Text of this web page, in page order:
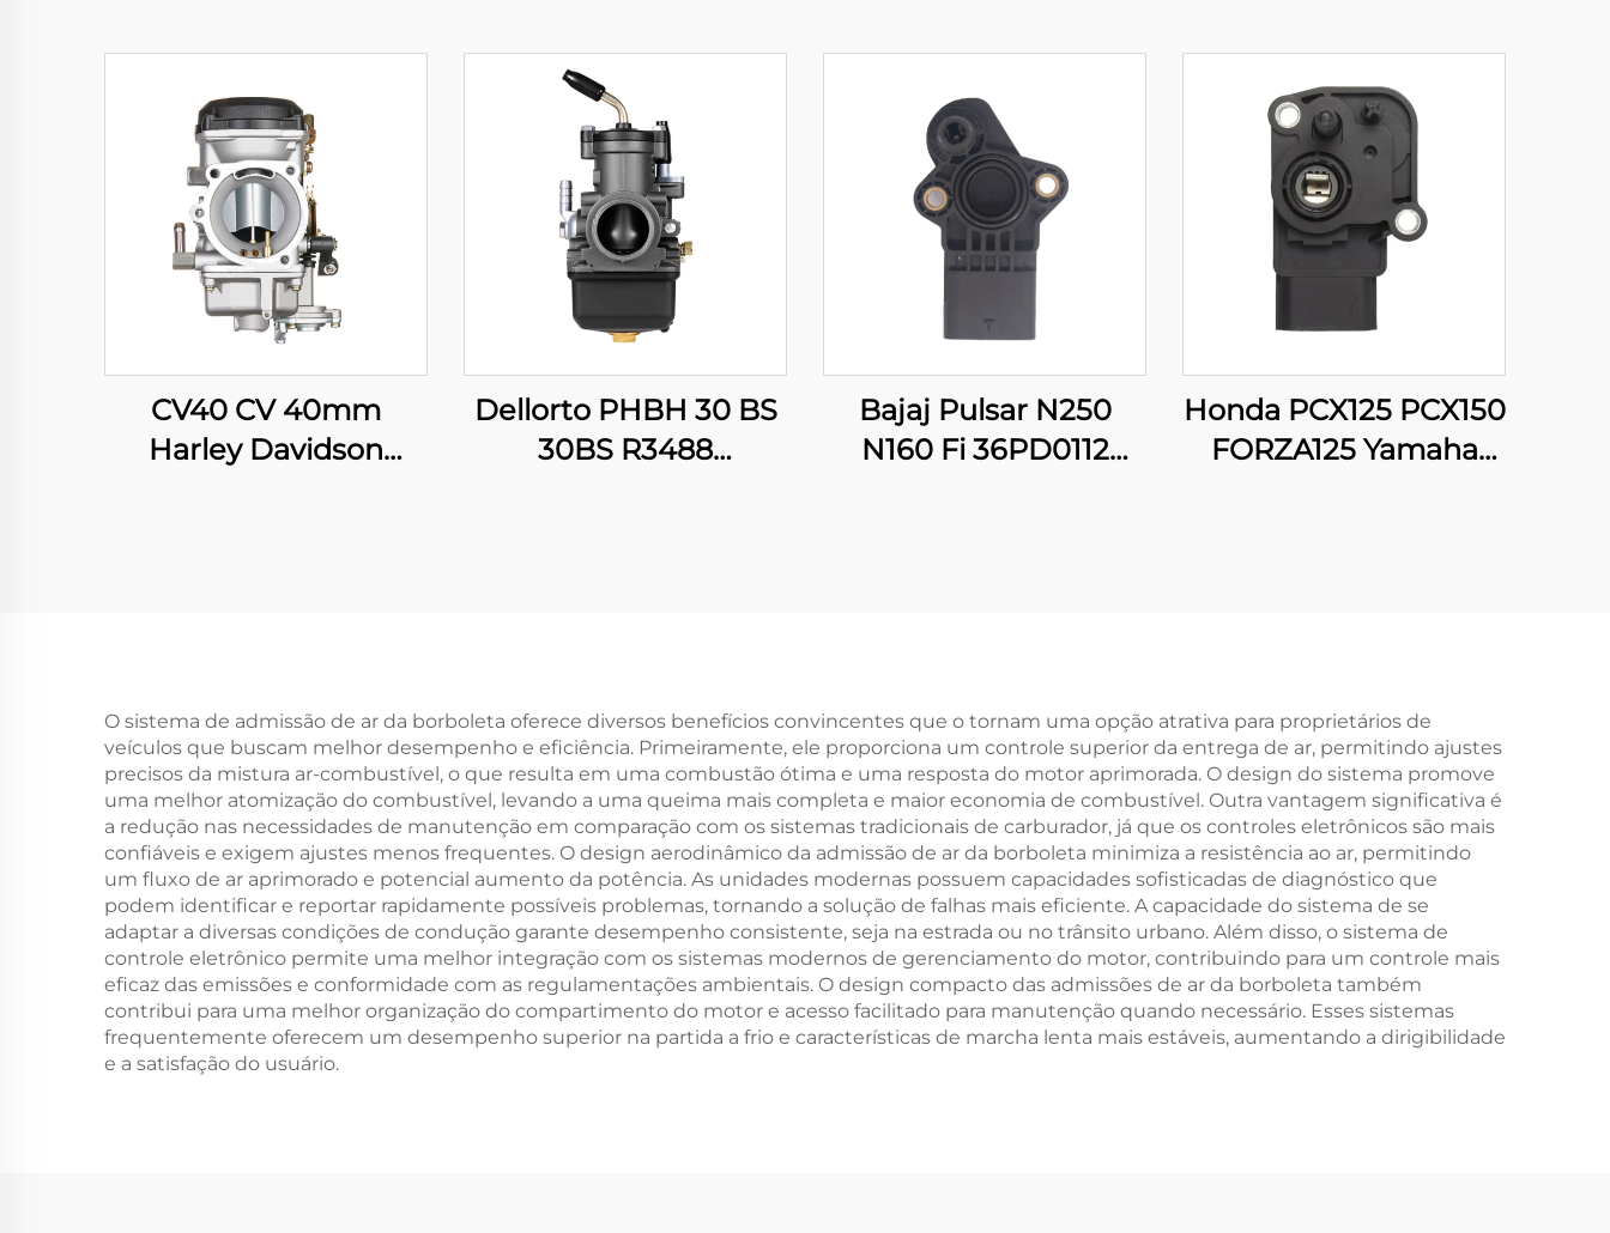
CV40 CV 40mm
Harley Davidson
Dellorto PHBH 30 BS
30BS R3488
Bajaj Pulsar N250
N160 Fi 36PD0112
Honda PCX125 PCX150
FORZA125 Yamaha
O sistema de admissão de ar da borboleta oferece diversos benefícios convincentes que o tornam uma opção atrativa para proprietários de
veículos que buscam melhor desempenho e eficiência. Primeiramente, ele proporciona um controle superior da entrega de ar, permitindo ajustes
precisos da mistura ar-combustível, o que resulta em uma combustão ótima e uma resposta do motor aprimorada. O design do sistema promove
uma melhor atomização do combustível, levando a uma queima mais completa e maior economia de combustível. Outra vantagem significativa é
a redução nas necessidades de manutenção em comparação com os sistemas tradicionais de carburador, já que os controles eletrônicos são mais
confiáveis e exigem ajustes menos frequentes. O design aerodinâmico da admissão de ar da borboleta minimiza a resistência ao ar, permitindo
um fluxo de ar aprimorado e potencial aumento da potência. As unidades modernas possuem capacidades sofisticadas de diagnóstico que
podem identificar e reportar rapidamente possíveis problemas, tornando a solução de falhas mais eficiente. A capacidade do sistema de se
adaptar a diversas condições de condução garante desempenho consistente, seja na estrada ou no trânsito urbano. Além disso, o sistema de
controle eletrônico permite uma melhor integração com os sistemas modernos de gerenciamento do motor, contribuindo para um controle mais
eficaz das emissões e conformidade com as regulamentações ambientais. O design compacto das admissões de ar da borboleta também
contribui para uma melhor organização do compartimento do motor e acesso facilitado para manutenção quando necessário. Esses sistemas
frequentemente oferecem um desempenho superior na partida a frio e características de marcha lenta mais estáveis, aumentando a dirigibilidade
e a satisfação do usuário.